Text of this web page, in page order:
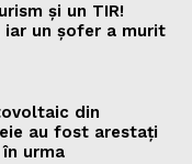
și un TIR!
un șofer a murit
din
au fost arestați
urma